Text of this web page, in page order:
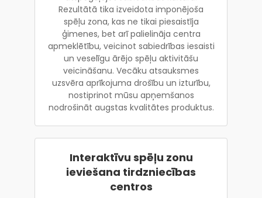
Rezultātā tika izveidota imponējoša
spēļu zona, kas ne tikai piesaistīja
ģimenes, bet arī palielināja centra
apmeklētību, veicinot sabiedrības iesaisti
un veselīgu ārējo spēļu aktivitāšu
veicināšanu. Vecāku atsauksmes
uzsvēra aprīkojuma drošību un izturību,
nostiprinot mūsu apņemšanos
nodrošināt augstas kvalitātes produktus.
Interaktīvu spēļu zonu
ieviešana tirdzniecības
centros